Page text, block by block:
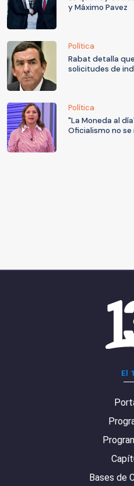
y Máximo Pavez
Política
Rabat detalla
solicitudes de
Política
"La Moneda al
Oficialismo no
El
Bases de